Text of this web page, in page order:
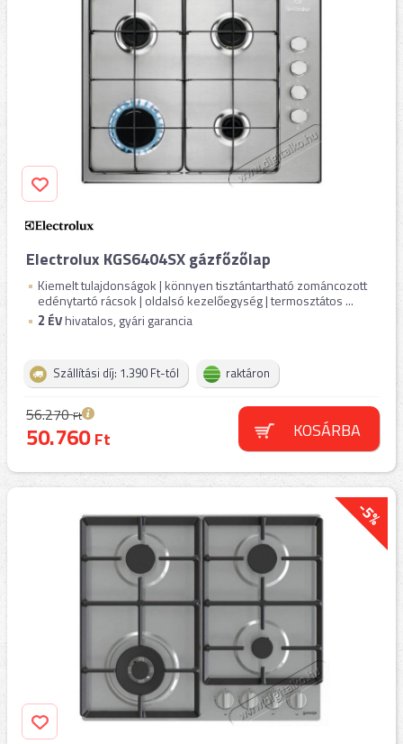
Electrolux KGS6404SX gázfőzőlap
Kiemelt tulajdonságok | könnyen tisztántartható zománcozott
edénytartó rácsok | oldalsó kezelőegység | termosztátos ...
2 ÉVhivatalos, gyári garancia
Szállítási díj: 1.390 Ft-tól raktáron
56.270Ft
50.760Ft KOSÁRBA
-5%